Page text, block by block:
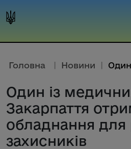
Головна | Новини |
Один із
Закарпаття
обладнання для
захисників